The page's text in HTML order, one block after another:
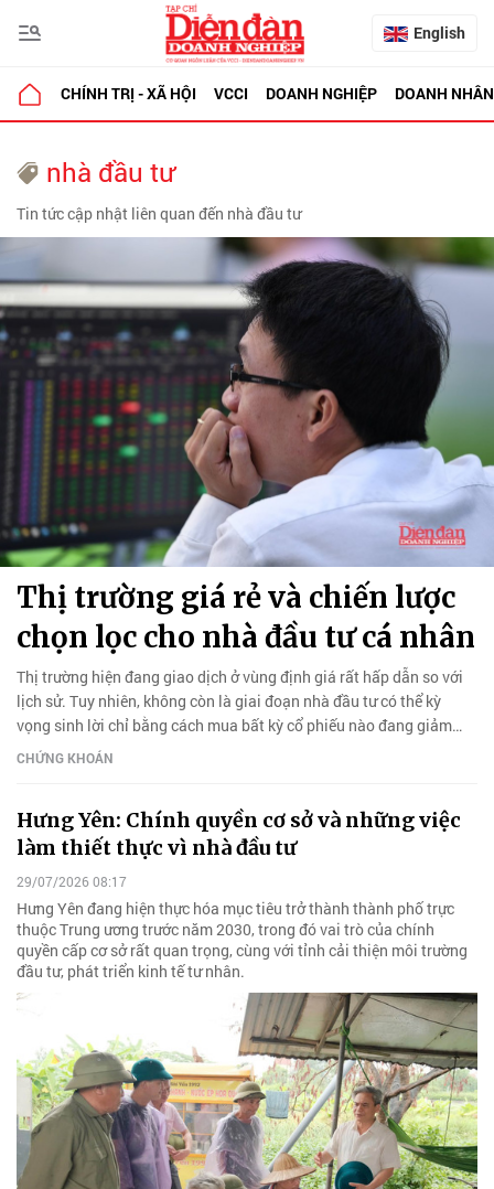
English
CHÍNH TRỊ - XÃ HỘI VCCI DOANH NGHIỆP DOANH NHÂN
nhà đầu tư
Tin tức cập nhật liên quan đến nhà đầu tư
Thị trường giá rẻ và chiến lược
chọn lọc cho nhà đầu tư cá nhân
Thị trường hiện đang giao dịch ở vùng định giá rất hấp dẫn so với
lịch sử. Tuy nhiên, không còn là giai đoạn nhà đầu tư có thể kỳ
vọng sinh lời chỉ bằng cách mua bất kỳ cổ phiếu nào đang giảm
giá.
CHỨNG KHOÁN
Hưng Yên: Chính quyền cơ sở và những việc
làm thiết thực vì nhà đầu tư
29/07/2026 08:17
Hưng Yên đang hiện thực hóa mục tiêu trở thành thành phố trực
thuộc Trung ương trước năm 2030, trong đó vai trò của chính
quyền cấp cơ sở rất quan trọng, cùng với tỉnh cải thiện môi trường
đầu tư, phát triển kinh tế tư nhân.